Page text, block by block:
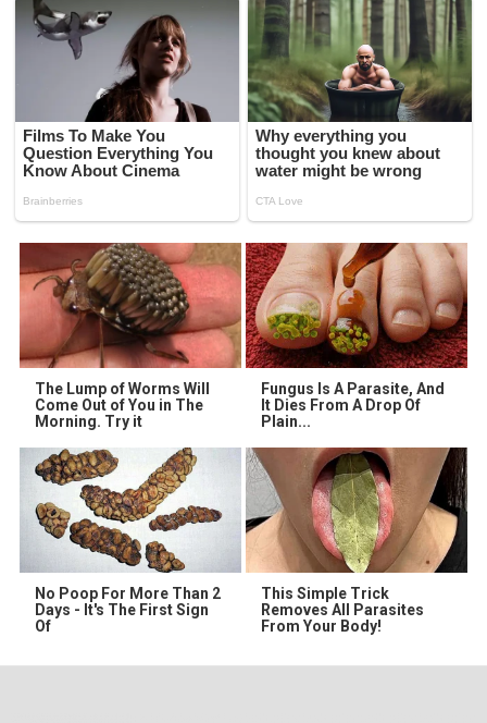
The Lump of Worms Will
Come Out of You in The
Morning. Try it
Fungus Is A Parasite, And
It Dies From A Drop Of
Plain...
No Poop For More Than 2
Days - It's The First Sign
Of
This Simple Trick
Removes All Parasites
From Your Body!